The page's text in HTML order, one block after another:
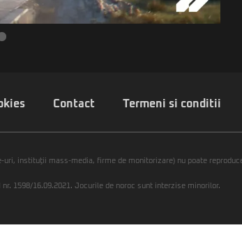
Contact Termeni si conditii
instituţii mass-media, firme de monitorizare) nu poate
nr. 1598/16.09.2021. Jocurile de noroc sunt interzise minorilor.